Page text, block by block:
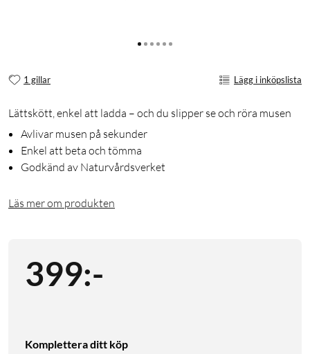
1 gillar Lägg i inköpslista
Lättskött, enkel att ladda – och du slipper se och röra musen
Avlivar musen på sekunder
Enkel att beta och tömma
Godkänd av Naturvårdsverket
Läs mer om produkten
399:-
Komplettera ditt köp